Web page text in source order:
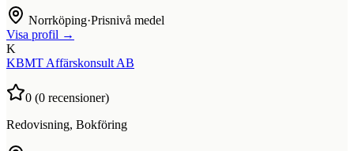
Norrköping·Prisnivå medel
Visa profil →
K
KBMT Affärskonsult AB
0 (0 recensioner)
Redovisning, Bokföring